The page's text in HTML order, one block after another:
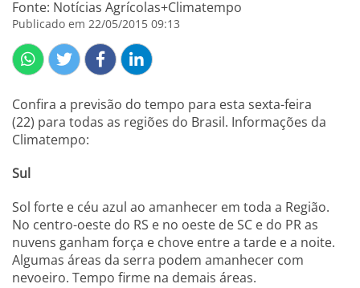
Fonte: Notícias Agrícolas+Climatempo
Publicado em 22/05/2015 09:13
Confira a previsão do tempo para esta sexta-feira
(22) para todas as regiões do Brasil. Informações da
Climatempo:
Sul
Sol forte e céu azul ao amanhecer em toda a Região.
No centro-oeste do RS e no oeste de SC e do PR as
nuvens ganham força e chove entre a tarde e a noite.
Algumas áreas da serra podem amanhecer com
nevoeiro. Tempo firme na demais áreas.